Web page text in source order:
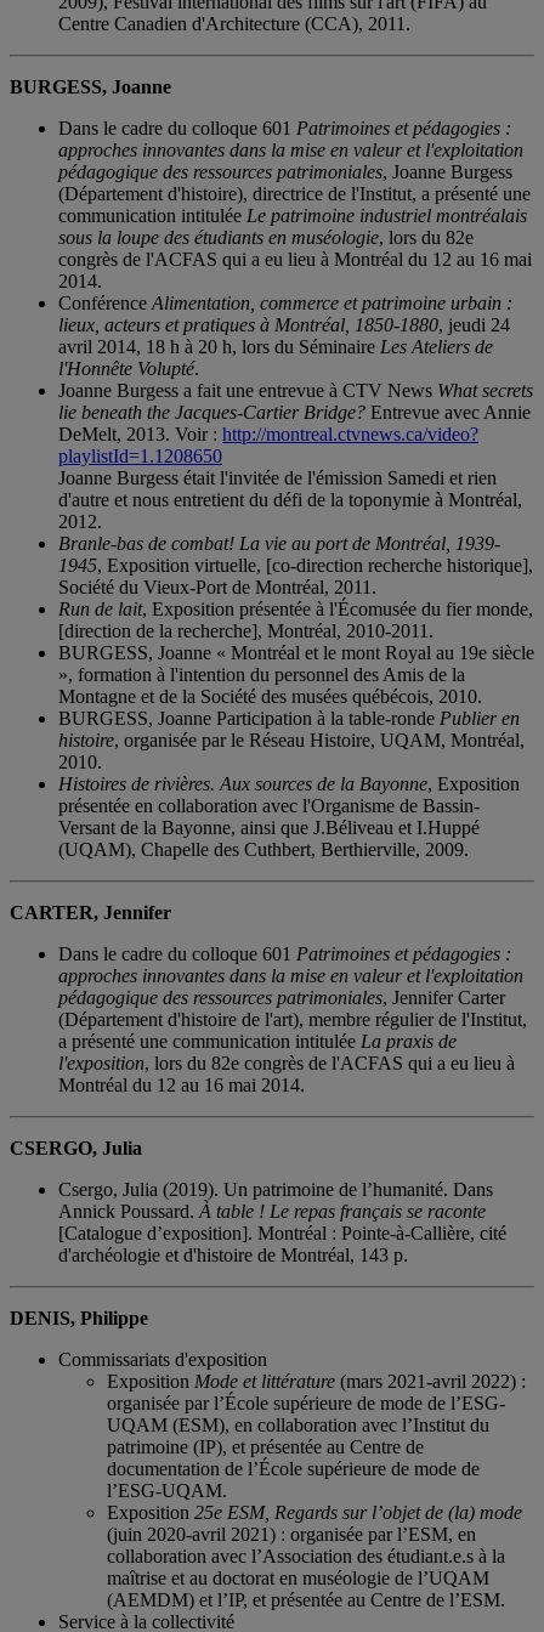
Centre Canadien d'Architecture (CCA), 2011.
BURGESS, Joanne
Dans le cadre du colloque 601 Patrimoines et pédagogies :
approches innovantes dans la mise en valeur et l'exploitation
pédagogique des ressources patrimoniales, Joanne Burgess
(Département d'histoire), directrice de l'Institut, a présenté une
communication intitulée Le patrimoine industriel montréalais
sous la loupe des étudiants en muséologie, lors du 82e
congrès de l'ACFAS qui a eu lieu à Montréal du 12 au 16 mai
2014.
Conférence Alimentation, commerce et patrimoine urbain :
lieux, acteurs et pratiques à Montréal, 1850-1880, jeudi 24
avril 2014, 18 h à 20 h, lors du Séminaire Les Ateliers de
l'Honnête Volupté.
Joanne Burgess a fait une entrevue à CTV News What secrets
lie beneath the Jacques-Cartier Bridge? Entrevue avec Annie
DeMelt, 2013. Voir : http://montreal.ctvnews.ca/video?
playlistId=1.1208650
Joanne Burgess était l'invitée de l'émission Samedi et rien
d'autre et nous entretient du défi de la toponymie à Montréal,
2012.
Branle-bas de combat! La vie au port de Montréal, 1939-
1945, Exposition virtuelle, [co-direction recherche historique],
Société du Vieux-Port de Montréal, 2011.
Run de lait, Exposition présentée à l'Écomusée du fier monde,
[direction de la recherche], Montréal, 2010-2011.
BURGESS, Joanne « Montréal et le mont Royal au 19e siècle
», formation à l'intention du personnel des Amis de la
Montagne et de la Société des musées québécois, 2010.
BURGESS, Joanne Participation à la table-ronde Publier en
histoire, organisée par le Réseau Histoire, UQAM, Montréal,
2010.
Histoires de rivières. Aux sources de la Bayonne, Exposition
présentée en collaboration avec l'Organisme de Bassin-
Versant de la Bayonne, ainsi que J.Béliveau et I.Huppé
(UQAM), Chapelle des Cuthbert, Berthierville, 2009.
CARTER, Jennifer
Dans le cadre du colloque 601 Patrimoines et pédagogies :
approches innovantes dans la mise en valeur et l'exploitation
pédagogique des ressources patrimoniales, Jennifer Carter
(Département d'histoire de l'art), membre régulier de l'Institut,
a présenté une communication intitulée La praxis de
l'exposition, lors du 82e congrès de l'ACFAS qui a eu lieu à
Montréal du 12 au 16 mai 2014.
CSERGO, Julia
Csergo, Julia (2019). Un patrimoine de l’humanité. Dans
Annick Poussard. À table ! Le repas français se raconte
[Catalogue d’exposition]. Montréal : Pointe-à-Callière, cité
d'archéologie et d'histoire de Montréal, 143 p.
DENIS, Philippe
Commissariats d'exposition
Exposition Mode et littérature (mars 2021-avril 2022) :
organisée par l’École supérieure de mode de l’ESG-
UQAM (ESM), en collaboration avec l’Institut du
patrimoine (IP), et présentée au Centre de
documentation de l’École supérieure de mode de
l’ESG-UQAM.
Exposition 25e ESM, Regards sur l’objet de (la) mode
(juin 2020-avril 2021) : organisée par l’ESM, en
collaboration avec l’Association des étudiant.e.s à la
maîtrise et au doctorat en muséologie de l’UQAM
(AEMDM) et l’IP, et présentée au Centre de l’ESM.
Service à la collectivité